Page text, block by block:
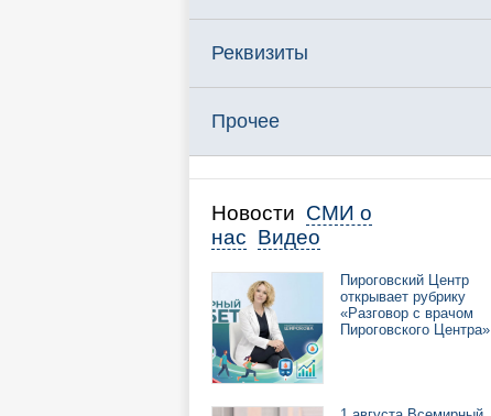
Реквизиты
Прочее
Новости СМИ о
нас Видео
Пироговский Центр
открывает рубрику
«Разговор с врачом
Пироговского Центра»